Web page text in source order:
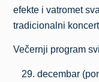
efekte i vatromet
tradicionalni
Večernji program
decembar